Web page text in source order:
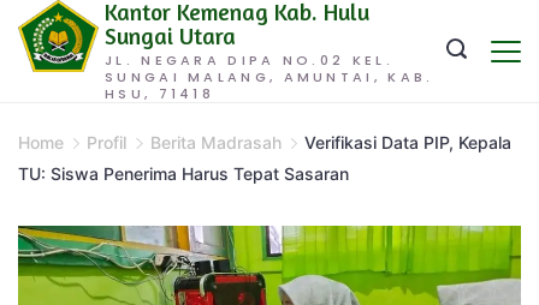
Skip
JL. NEGARA DIPA NO.02 KEL.
SUNGAI MALANG, AMUNTAI, KAB.
HSU, 71418
Kantor Kemenag Kab. Hulu
Sungai Utara
Home Profil Berita Madrasah
Verifikasi Data PIP, Kepala
TU: Siswa Penerima Harus Tepat Sasaran